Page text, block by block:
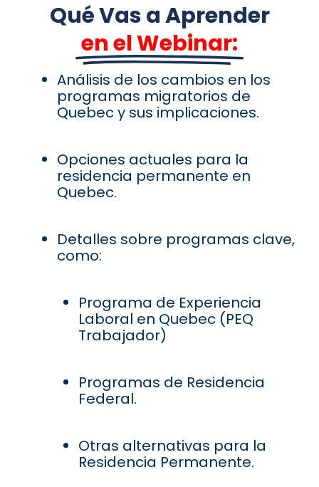
Qué Vas a Aprender
en el Webinar:
Análisis de los cambios en los
programas migratorios de
Quebec y sus implicaciones.
Opciones actuales para la
residencia permanente en
Quebec.
Detalles sobre programas clave,
como:
Programa de Experiencia
Laboral en Quebec (PEQ
Trabajador)
Programas de Residencia
Federal.
Otras alternativas para la
Residencia Permanente.